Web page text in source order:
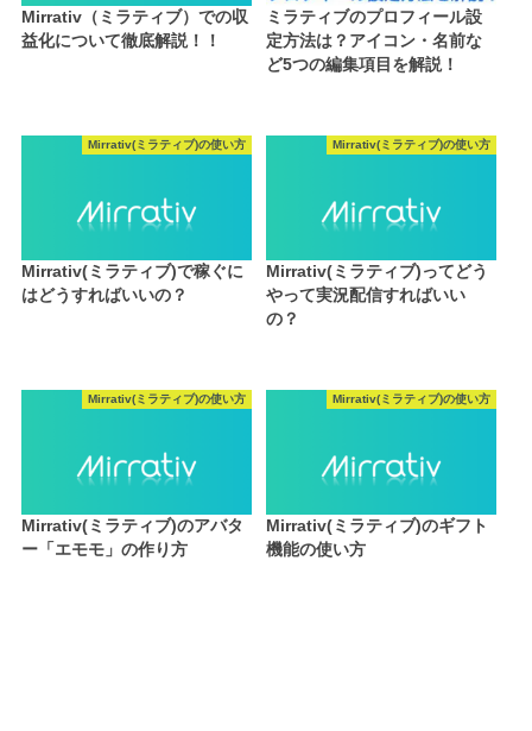
Mirrativ（ミラティブ）での収
益化について徹底解説！！
ミラティブのプロフィール設
定方法は？アイコン・名前な
ど5つの編集項目を解説！
Mirrativ(ミラティブ)の使い方
Mirrativ(ミラティブ)で稼ぐに
はどうすればいいの？
Mirrativ(ミラティブ)の使い方
Mirrativ(ミラティブ)ってどう
やって実況配信すればいい
の？
Mirrativ(ミラティブ)の使い方
Mirrativ(ミラティブ)のアバタ
ー「エモモ」の作り方
Mirrativ(ミラティブ)の使い方
Mirrativ(ミラティブ)のギフト
機能の使い方